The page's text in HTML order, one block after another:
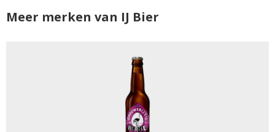
Meer merken van IJ Bier